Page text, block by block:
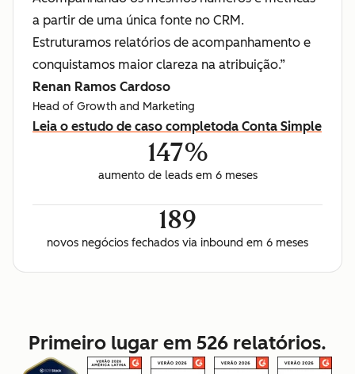
a partir de uma única fonte no CRM.
Estruturamos relatórios de acompanhamento e
conquistamos maior clareza na atribuição.”
Renan Ramos Cardoso
Head of Growth and Marketing
Leia o estudo de caso completoda Conta Simple
147%
aumento de leads em 6 meses
189
novos negócios fechados via inbound em 6 meses
Primeiro lugar em 526 relatórios.